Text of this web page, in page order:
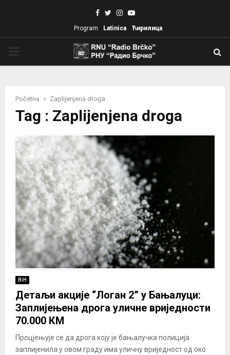
Facebook
TwitterInstagram
Youtube
Program Latinica Ћирилица
Početna Zaplijenjena droga
Tag : Zaplijenjena droga
BiH
Детаљи акције “Логан 2” у Бањалуци:
Заплијењена дрога уличне вриједности
70.000 КМ
Процјењује се да дрога коју је бањалучка полиција
заплијенила у овом граду има уличну вриједност од око